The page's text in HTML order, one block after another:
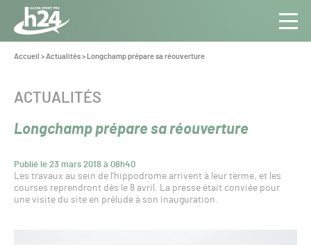
Panneau de gestion des cookies
Aller au contenu
Toute
l’info
Pro
Vous
Accueil >Actualités> Longchamp prépare sa réouverture
Longchamp prépare sa réouverture
Publié le 23 mars 2018 à 08h40
CATÉGORIE :
ACTUALITÉS
Les travaux au sein de l’hippodrome arrivent à leur terme, et les
courses reprendront dès le 8 avril. La presse était conviée pour
une visite du site en prélude à son inauguration.